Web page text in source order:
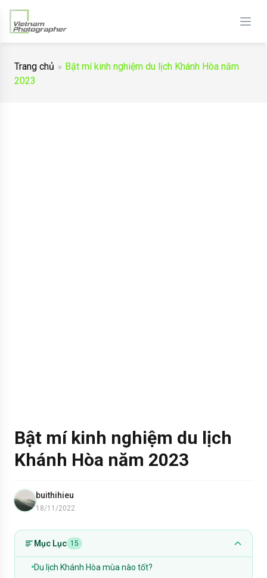
Trang chủ
Bật mí kinh nghiệm du lịch Khánh Hòa năm
2023
Bật mí kinh nghiệm du lịch
Khánh Hòa năm 2023
buithihieu
18/11/2022
Mục Lục 15
Du lịch Khánh Hòa mùa nào tốt?